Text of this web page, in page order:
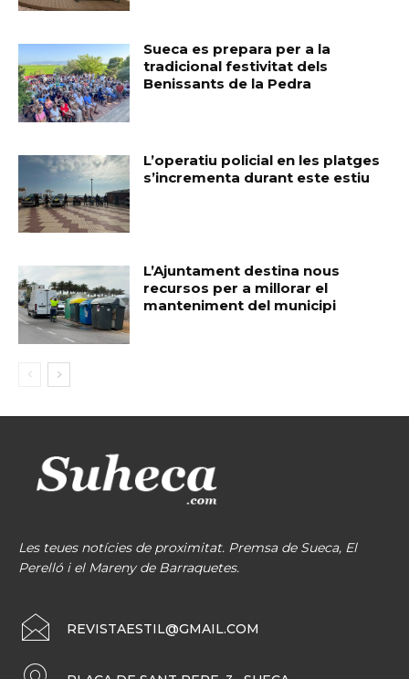
Sueca es prepara per a la
tradicional festivitat dels
Benissants de la Pedra
L’operatiu policial en les platges
s’incrementa durant este estiu
L’Ajuntament destina nous
recursos per a millorar el
manteniment del municipi
Les teues notícies de proximitat. Premsa de Sueca, El
Perelló i el Mareny de Barraquetes.
REVISTAESTIL@GMAIL.COM